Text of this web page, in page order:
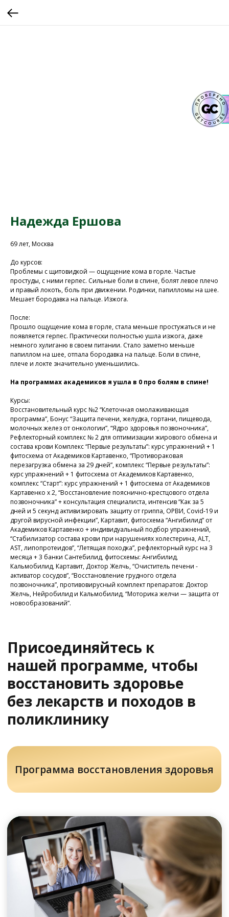
Надежда Ершова
69 лет, Москва
До курсов:
Проблемы с щитовидкой — ощущение кома в горле. Частые
простуды, с ними герпес. Сильные боли в спине, болят левое плечо
и правый локоть, боль при движении. Родинки, папилломы на шее.
Мешает бородавка на пальце. Изжога.
После:
Прошло ощущение кома в горле, стала меньше простужаться и не
появляется герпес. Практически полностью ушла изжога, даже
немного хулиганю в своем питании. Стало заметно меньше
папиллом на шее, отпала бородавка на пальце. Боли в спине,
плече и локте значительно уменьшились.
На программах академиков я ушла в 0 про болям в спине!
Курсы:
Восстановительный курс №2 “Клеточная омолаживающая
программа”, Бонус “Защита печени, желудка, гортани, пищевода,
молочных желез от онкологии”, “Ядро здоровья позвоночника”,
Рефлекторный комплекс № 2 для оптимизации жирового обмена и
состава крови Комплекс “Первые результаты”: курс упражнений + 1
фитосхема от Академиков Картавенко, “Противораковая
перезагрузка обмена за 29 дней”, комплекс “Первые результаты”:
курс упражнений + 1 фитосхема от Академиков Картавенко,
комплекс “Старт”: курс упражнений + 1 фитосхема от Академиков
Картавенко x 2, “Восстановление пояснично-крестцового отдела
позвоночника” + консультация специалиста, интенсив “Как за 5
дней и 5 секунд активизировать защиту от гриппа, ОРВИ, Covid-19 и
другой вирусной инфекции”, Картавит, фитосхема “Ангибилид” от
Академиков Картавенко + индивидуальный подбор упражнений,
“Стабилизатор состава крови при нарушениях холестерина, ALT,
AST, липопротеидов”, “Летящая походка”, рефлекторный курс на 3
месяца + 3 банки Сантебилид, фитосхемы: Ангибилид,
Кальмобилид, Картавит, Доктор Желчь, “Очиститель печени -
активатор сосудов”, “Восстановление грудного отдела
позвоночника”, противовирусный комплект препаратов: Доктор
Желчь, Нейробилид и Кальмобилид, “Моторика желчи — защита от
новообразований”.
Присоединяйтесь к
нашей программе, чтобы
восстановить здоровье
без лекарств и походов в
поликлинику
У Вас остались вопросы?
Хотите проконсультироваться
с нашим специалистом?
Напишите нам в службу заботы
Программа восстановления здоровья